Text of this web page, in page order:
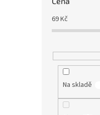
69Kč
Na skladě